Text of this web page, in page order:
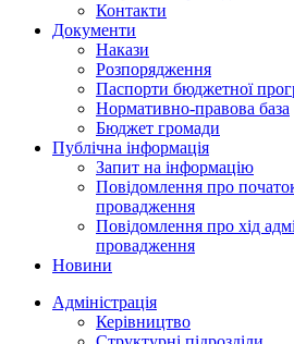
Контакти
Документи
Накази
Розпорядження
Паспорти бюджетної
Нормативно-правова база
Бюджет громади
Публічна інформація
Запит на інформацію
Повідомлення про
провадження
Повідомлення про хід
провадження
Новини
Адміністрація
Керівництво